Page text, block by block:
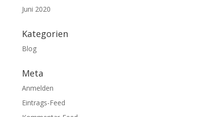
Juni 2020
Kategorien
Blog
Meta
Anmelden
Eintrags-Feed